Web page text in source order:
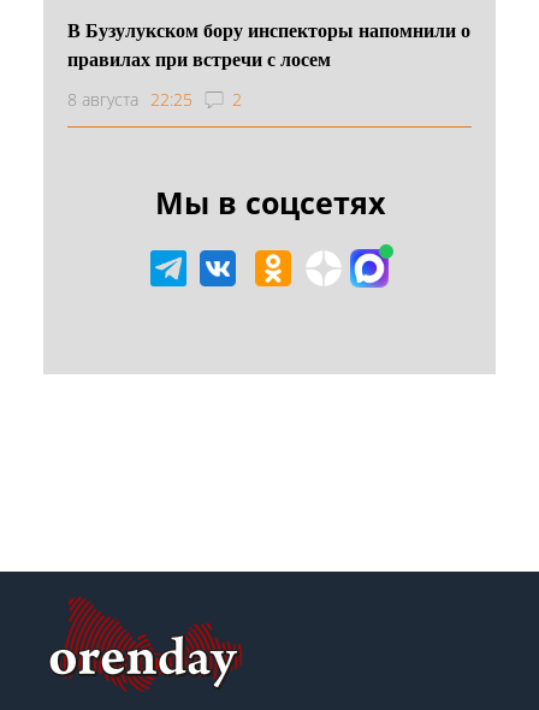
В Бузулукском бору инспекторы напомнили о
правилах при встречи с лосем
8 августа 22:25 2
Мы в соцсетях